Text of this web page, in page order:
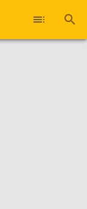
toc search